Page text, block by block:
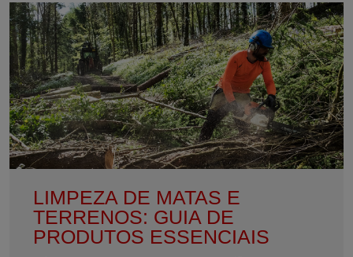
LIMPEZA DE MATAS E
TERRENOS: GUIA DE
PRODUTOS ESSENCIAIS